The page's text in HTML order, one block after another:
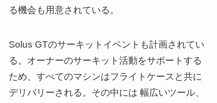
る機会も用意されている。
Solus GTのサーキットイベントも計画されてい
る。オーナーのサーキット活動をサポートする
ため、すべてのマシンはフライトケースと共に
デリバリーされる。その中には 幅広いツール、